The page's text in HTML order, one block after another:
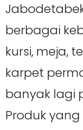
berbagai
kursi, meja,
karpet
banyak lagi
Produk